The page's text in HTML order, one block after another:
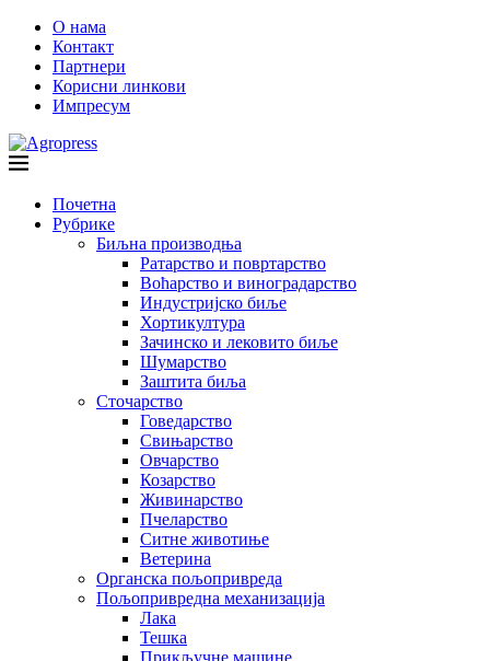
О нама
Контакт
Партнери
Корисни линкови
Импресум
Почетна
Рубрике
Биљна производња
Ратарство и повртарство
Воћарство и виноградарство
Индустријско биље
Хортикултура
Зачинско и лековито биље
Шумарство
Заштита биља
Сточарство
Говедарство
Свињарство
Овчарство
Козарство
Живинарство
Пчеларство
Ситне животиње
Ветерина
Органска пољопривреда
Пољопривредна механизација
Лака
Тешка
Прикључне машине